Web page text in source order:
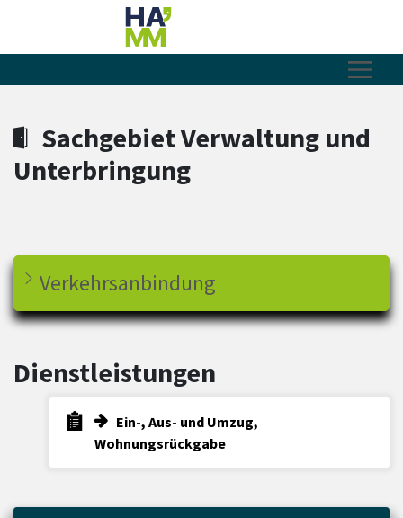
Zum Header
Zum Hauptinhalt
Zum Footer
Zum Hauptinhalt springen
Sachgebiet Verwaltung und
Unterbringung
Verkehrsanbindung
Dienstleistungen
Ein-, Aus- und Umzug,
Wohnungsrückgabe